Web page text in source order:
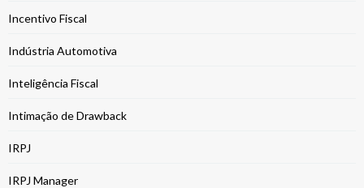
Incentivo Fiscal
Indústria Automotiva
Inteligência Fiscal
Intimação de Drawback
IRPJ
IRPJ Manager